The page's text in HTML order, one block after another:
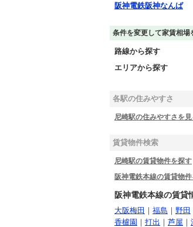
阪神電鉄阪神なんば
条件を変更して家賃相場
路線から探す
エリアから探す
各駅の住みやすさ
尼崎駅の住みやすさを見
賃貸物件検索
尼崎駅の賃貸物件を探す
阪神電鉄本線の賃貸物
阪神電鉄本線の賃貸
大阪梅田 ｜ 福島 ｜ 野田
香櫨園 ｜ 打出 ｜ 芦屋 ｜